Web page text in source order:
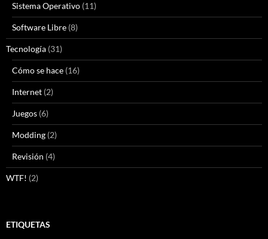
Sistema Operativo (11)
Software Libre (8)
Tecnología (31)
Cómo se hace (16)
Internet (2)
Juegos (6)
Modding (2)
Revisión (4)
WTF! (2)
ETIQUETAS